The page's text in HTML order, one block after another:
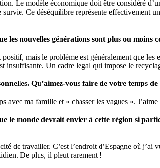
Le modèle économique doit être considéré
survie. Ce déséquilibre représente
les nouvelles générations sont plus ou
mais le problème est généralement que
Un cadre légal qui impose le
Qu’aimez-vous faire de votre temps
avec ma famille et « chasser les vagues ».
le monde devrait envier à cette région si
de travailler. C’est l’endroit d’Espagne où
De plus, il pleut rarement !